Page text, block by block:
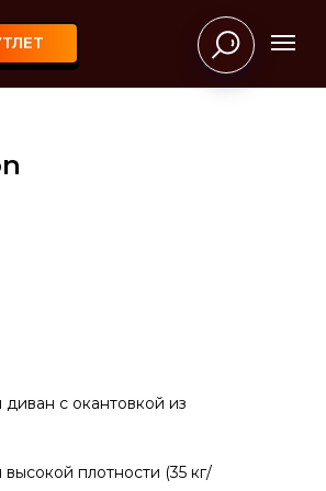
с окантовкой из
плотности (35 кг/